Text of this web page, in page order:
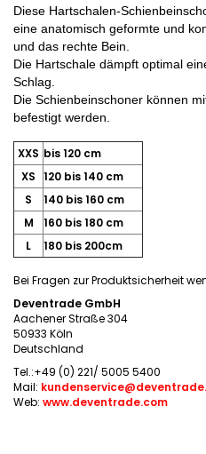
Diese Hartschalen-
eine anatomisch geformte und
und das rechte Bein.
Die Hartschale dämpft optimal
Schlag.
Die Schienbeinschoner können
befestigt werden.
XXS bis 120 cm
XS 120 bis 140 cm
S
140 bis 160 cm
M
160 bis 180 cm
L
180 bis 200cm
Bei Fragen zur Produktsicherheit
Deventrade GmbH
Aachener Straße 304
50933 Köln
Deutschland
Tel.:+49 (0) 221/ 5005 5400
Mail:
Web: www.deventrade.com